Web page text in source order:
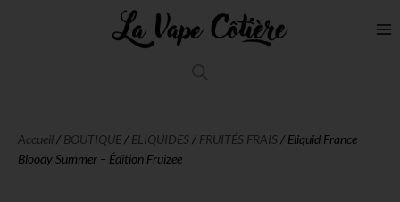
Accueil/ BOUTIQUE/ ELIQUIDES / FRUITÉS FRAIS / Eliquid France
Bloody Summer – Édition Fruizee